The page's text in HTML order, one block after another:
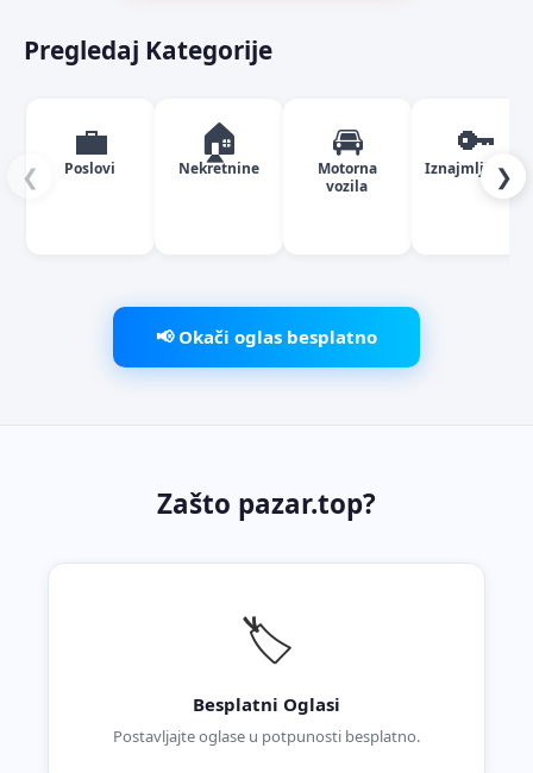
Pregledaj Kategorije
❮
💼
Poslovi
🏠
Nekretnine
🚘
Motorna
vozila
🔑
Iznajmljivanje
❯
📢 Okači oglas besplatno
Zašto pazar.top?
🏷️
Besplatni Oglasi
Postavljajte oglase u potpunosti besplatno.